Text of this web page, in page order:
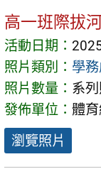
高一班際拔
活動日期：
照片類別： 學
照片數量： 系
發佈單位： 體
瀏覽照片